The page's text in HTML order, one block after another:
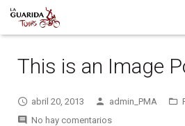
FULL DAY TRIPS
This is an Image
abril 20, 2013 admin_PMA
No hay comentarios